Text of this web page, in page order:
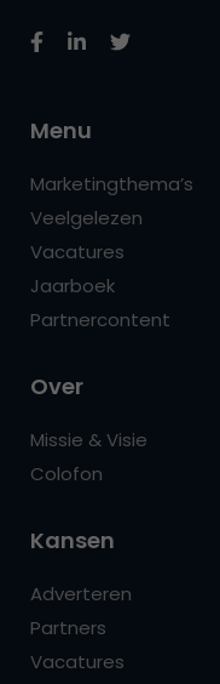
Menu
Marketingthema’s
Veelgelezen
Vacatures
Jaarboek
Partnercontent
Over
Missie & Visie
Colofon
Kansen
Adverteren
Partners
Vacatures